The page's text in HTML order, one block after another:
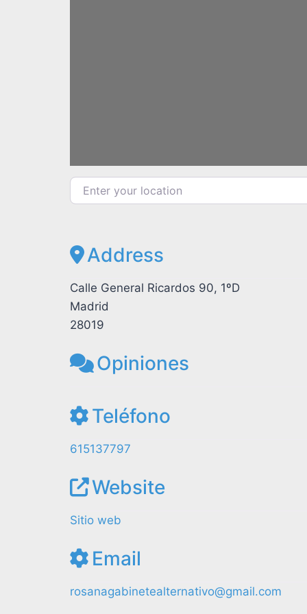
Enter your location
Address
Calle General Ricardos 90, 1ºD
Madrid
28019
Opiniones
Teléfono
615137797
Website
Sitio web
Email
rosanagabinetealternativo@gmail.com